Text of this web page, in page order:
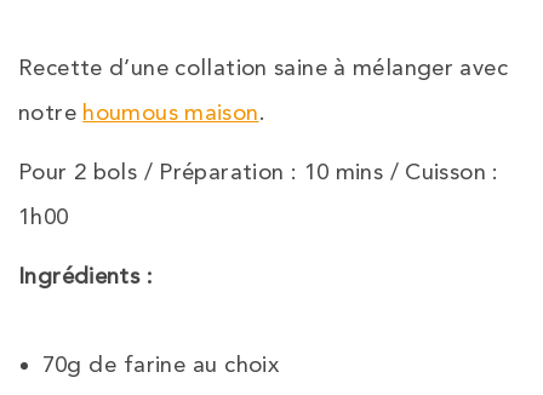
Recette d’une collation saine à mélanger avec
notre houmous maison.
Pour 2 bols / Préparation : 10 mins / Cuisson :
1h00
Ingrédients :
70g de farine au choix